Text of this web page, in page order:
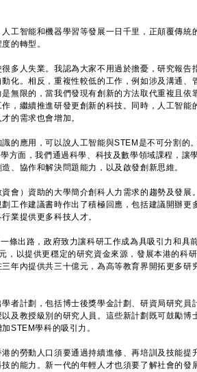
智能和機器學習等發展一日千里，正顛覆傳統
的轉型。
人失業。我認為大家不用過於擔憂，研究報告
化。相反，重複性較低的工作，例如涉及溝通、
無限的，當我們發現有創新的方法取代重複且依
，繼續推進研發更創新的科技。同時，人工智能
的需求也會增加。
應用，可以說人工智能與STEM是不可分割的
方面，我們通過科學、科技及數學領域課程，讓
、協作和解決問題能力，以及啟發創新思維。
）資助的大學簡介創科人力需求的趨勢及發展
工作建議書時作出了積極回應，包括建議開辦更
業提供更多科技人才。
出路，政府致力讓科研工作成為具吸引力和具前
以提供更穩定的研究資金來源，發展本港的科研
年內提供共三十億元，為高等教育界開拓更多研
計劃，包括博士後獎學金計劃、研資局研究員
及教授級別的研究人員。這些新計劃既可鼓勵博
STEM學科的吸引力。
勞動人口須要通過持續進修、再培訓及技能提
的能力。新一代的年輕人才也須要了解社會的發